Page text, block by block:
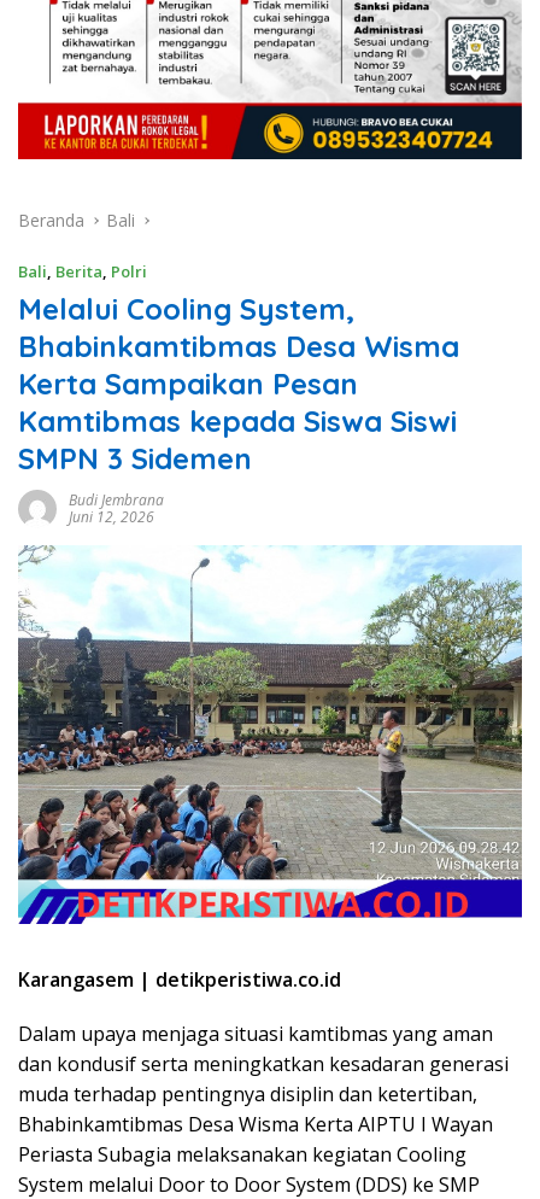
Beranda Bali
Bali, Berita, Polri
Melalui Cooling System,
Bhabinkamtibmas Desa Wisma
Kerta Sampaikan Pesan
Kamtibmas kepada Siswa Siswi
SMPN 3 Sidemen
Budi Jembrana
Juni 12, 2026
Karangasem | detikperistiwa.co.id
Dalam upaya menjaga situasi kamtibmas yang aman
dan kondusif serta meningkatkan kesadaran generasi
muda terhadap pentingnya disiplin dan ketertiban,
Bhabinkamtibmas Desa Wisma Kerta AIPTU I Wayan
Periasta Subagia melaksanakan kegiatan Cooling
System melalui Door to Door System (DDS) ke SMP